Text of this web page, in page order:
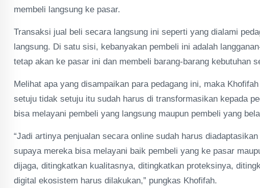
membeli langsung ke pasar.
Transaksi jual beli secara langsung ini seperti yang dialami
langsung. Di satu sisi, kebanyakan pembeli ini adalah
tetap akan ke pasar ini dan membeli barang-barang kebutuhan
Melihat apa yang disampaikan para pedagang ini, maka
setuju tidak setuju itu sudah harus di transformasikan kepada
bisa melayani pembeli yang langsung maupun pembeli yang
“Jadi artinya penjualan secara online sudah harus
supaya mereka bisa melayani baik pembeli yang ke pasar
dijaga, ditingkatkan kualitasnya, ditingkatkan proteksinya,
digital ekosistem harus dilakukan,” pungkas Khofifah.